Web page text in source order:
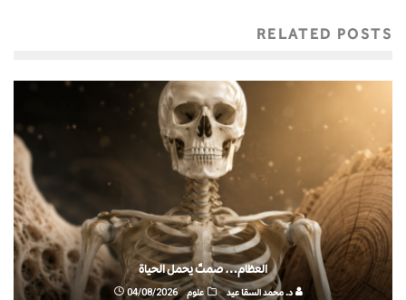
RELATED POSTS
العظام… صمتٌ يحمل الحياة
د. محمد السقا عيد علوم 04/08/2026